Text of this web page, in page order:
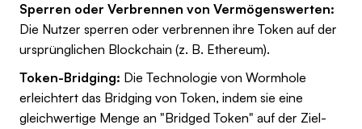
Sperren oder Verbrennen von Vermögenswerten:
Die Nutzer sperren oder verbrennen ihre Token auf der
ursprünglichen Blockchain (z. B. Ethereum).
Token-Bridging: Die Technologie von Wormhole
erleichtert das Bridging von Token, indem sie eine
gleichwertige Menge an "Bridged Token" auf der Ziel-